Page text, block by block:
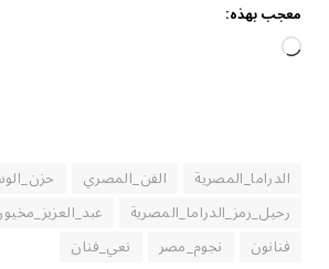
معجب بهذه:
جاري
الدراما_المصرية الفن_المصري
رحيل_رمز_الدراما_المصرية
فنانون
نجوم_مصر نعي_فنان